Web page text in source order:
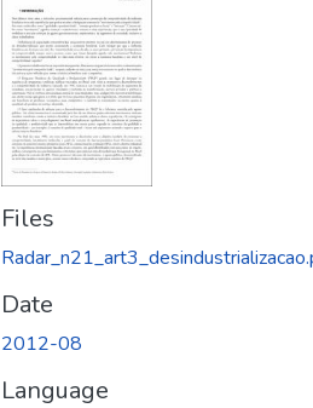
Files
Date
2012-08
Language